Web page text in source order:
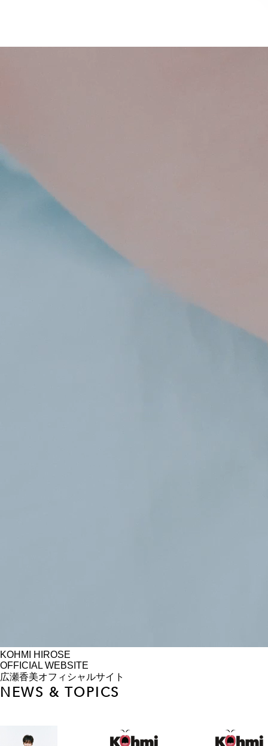
KOHMI HIROSE
OFFICIAL WEBSITE
広瀬香美オフィシャルサイト
NEWS & TOPICS